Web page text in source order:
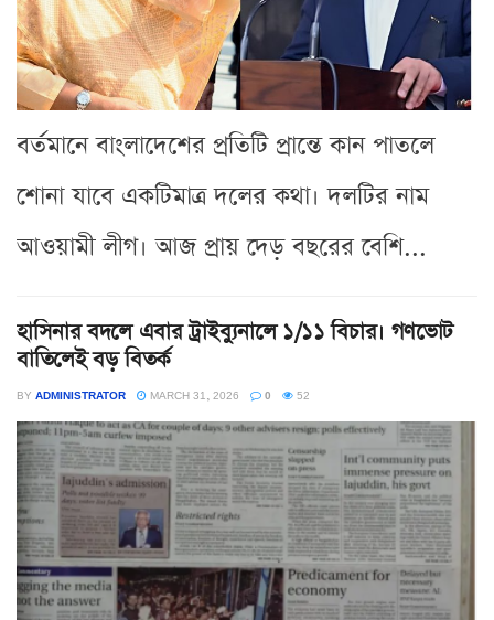
বর্তমানে বাংলাদেশের প্রতিটি প্রান্তে কান পাতলে
শোনা যাবে একটিমাত্র দলের কথা। দলটির নাম
আওয়ামী লীগ। আজ প্রায় দেড় বছরের বেশি...
হাসিনার বদলে এবার ট্রাইব্যুনালে ১/১১ বিচার। গণভোট
বাতিলেই বড় বিতর্ক
BY ADMINISTRATOR MARCH 31, 2026 0 52